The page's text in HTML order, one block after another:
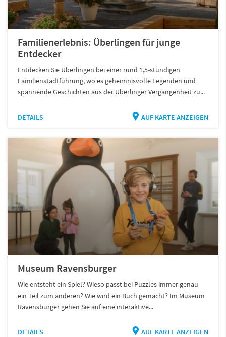
Familienerlebnis: Überlingen für junge
Entdecker
Entdecken Sie Überlingen bei einer rund 1,5-stündigen
Familienstadtführung, wo es geheimnisvolle Legenden und
spannende Geschichten aus der Überlinger Vergangenheit zu...
DETAILS AUF KARTE ANZEIGEN
Museum Ravensburger
Wie entsteht ein Spiel? Wieso passt bei Puzzles immer genau
ein Teil zum anderen? Wie wird ein Buch gemacht? Im Museum
Ravensburger gehen Sie auf eine interaktive...
DETAILS AUF KARTE ANZEIGEN